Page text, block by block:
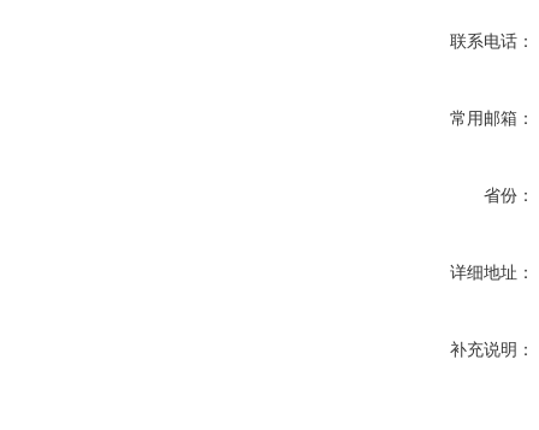
联系电话：
常用邮箱：
省份：
详细地址：
补充说明：